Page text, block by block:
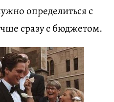
определиться с
сразу с бюджетом.